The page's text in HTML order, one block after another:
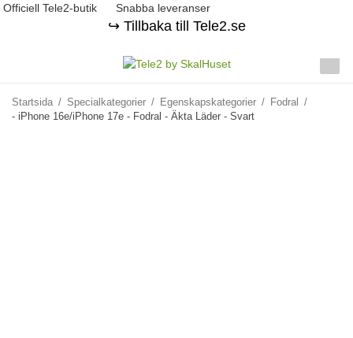
Officiell Tele2-butik Snabba leveranser
↪️ Tillbaka till Tele2.se
Startsida / Specialkategorier / Egenskapskategorier / Fodral
/
- iPhone 16e/iPhone 17e - Fodral - Äkta Läder - Svart